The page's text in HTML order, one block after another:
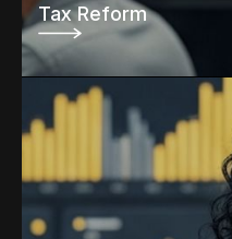
Tax Reform